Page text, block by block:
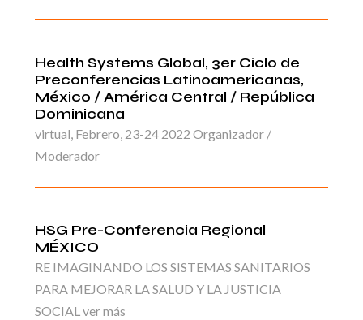
Health Systems Global, 3er Ciclo de
Preconferencias Latinoamericanas,
México / América Central / República
Dominicana
virtual, Febrero, 23-24 2022 Organizador /
Moderador
HSG Pre-Conferencia Regional
MÉXICO
RE IMAGINANDO LOS SISTEMAS SANITARIOS
PARA MEJORAR LA SALUD Y LA JUSTICIA
SOCIAL ver más